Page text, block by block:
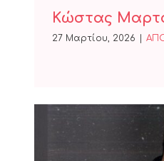
Κώστας
27 Μαρτίου, 2026